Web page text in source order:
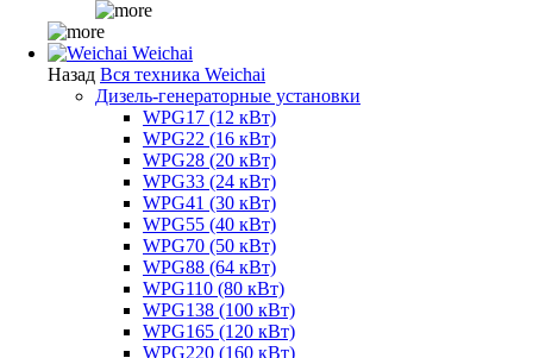
Weichai
Назад Вся техника Weichai
Дизель-генераторные установки
WPG17 (12 кВт)
WPG22 (16 кВт)
WPG28 (20 кВт)
WPG33 (24 кВт)
WPG41 (30 кВт)
WPG55 (40 кВт)
WPG70 (50 кВт)
WPG88 (64 кВт)
WPG110 (80 кВт)
WPG138 (100 кВт)
WPG165 (120 кВт)
WPG220 (160 кВт)